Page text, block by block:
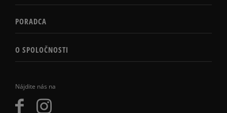
Nájdite nás na
PORADCA
O SPOLOČNOSTI